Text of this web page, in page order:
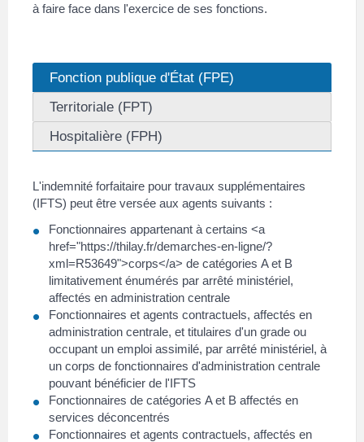
à faire face dans l'exercice de ses fonctions.
Fonction publique d'État (FPE)
Territoriale (FPT)
Hospitalière (FPH)
L'indemnité forfaitaire pour travaux supplémentaires
(IFTS) peut être versée aux agents suivants :
Fonctionnaires appartenant à certains <a
href="https://thilay.fr/demarches-en-ligne/?
xml=R53649">corps</a> de catégories A et B
limitativement énumérés par arrêté ministériel,
affectés en administration centrale
Fonctionnaires et agents contractuels, affectés en
administration centrale, et titulaires d'un grade ou
occupant un emploi assimilé, par arrêté ministériel, à
un corps de fonctionnaires d'administration centrale
pouvant bénéficier de l'IFTS
Fonctionnaires de catégories A et B affectés en
services déconcentrés
Fonctionnaires et agents contractuels, affectés en